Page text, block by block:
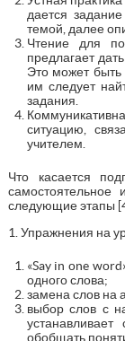
дается
темой, далее
Чтение для
предлагает
Это может быть
им следует
задания.
ситуацию,
учителем.
Что касается
самостоятельное
следующие этапы
1. Упражнения на
«Say in оne
одного слова;
замена слов на
выбор слов с
обобщать